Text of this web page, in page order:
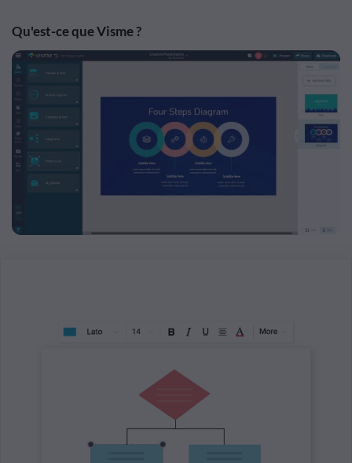
Qu'est-ce que Visme ?